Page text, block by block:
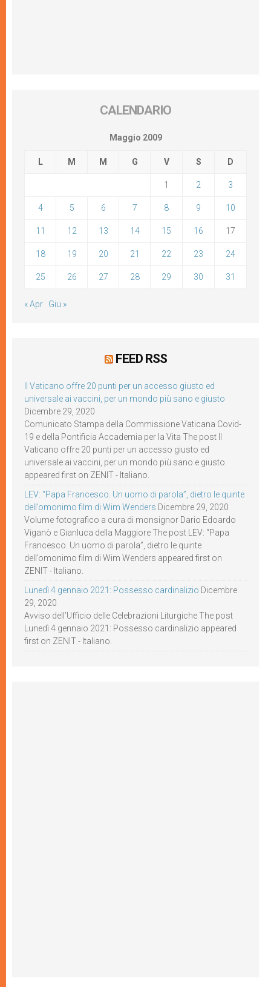
CALENDARIO
Maggio 2009
L M M G V S D
1 2 3
4 5 6 7 8 9 10
11 12 13 14 15 16 17
18 19 20 21 22 23 24
25 26 27 28 29 30 31
« Apr Giu »
FEED RSS
Il Vaticano offre 20 punti per un accesso giusto ed
universale ai vaccini, per un mondo più sano e giusto
Dicembre 29, 2020
Comunicato Stampa della Commissione Vaticana Covid-
19 e della Pontificia Accademia per la Vita The post Il
Vaticano offre 20 punti per un accesso giusto ed
universale ai vaccini, per un mondo più sano e giusto
appeared first on ZENIT - Italiano.
LEV: “Papa Francesco. Un uomo di parola”, dietro le quinte
dell’omonimo film di Wim Wenders Dicembre 29, 2020
Volume fotografico a cura di monsignor Dario Edoardo
Viganò e Gianluca della Maggiore The post LEV: “Papa
Francesco. Un uomo di parola”, dietro le quinte
dell’omonimo film di Wim Wenders appeared first on
ZENIT - Italiano.
Lunedì 4 gennaio 2021: Possesso cardinalizio Dicembre
29, 2020
Avviso dell’Ufficio delle Celebrazioni Liturgiche The post
Lunedì 4 gennaio 2021: Possesso cardinalizio appeared
first on ZENIT - Italiano.